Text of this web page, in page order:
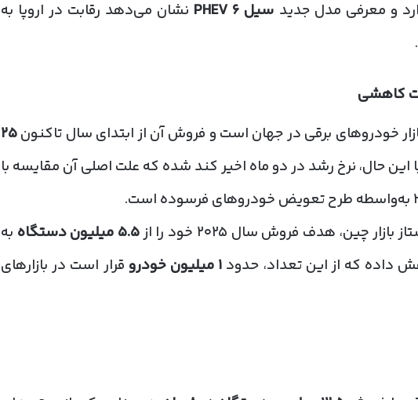
سیل ۶ PHEV
نشان می‌دهد رقابت در اروپا به
کاهشی
خودروهای برقی در جهان است و فروش آن از ابتدای سال تاکنون۲۵
این حال، نرخ رشد در دو ماه اخیر کند شده که علت اصلی آن مقایسه با
چین، هدف فروش سال ۲۰۲۵ خود را از ۵.۵ میلیون دستگاه به
داده که از این تعداد، حدود ۱ میلیون خودرو قرار است در بازارهای